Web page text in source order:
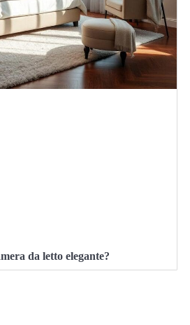
da letto elegante?